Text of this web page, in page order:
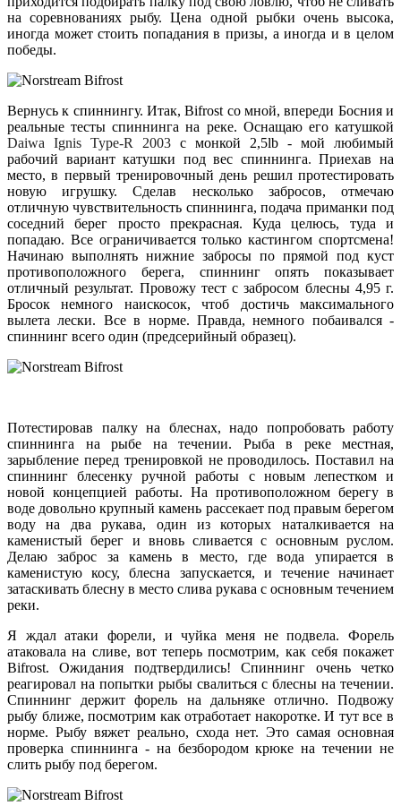
на соревнованиях рыбу. Цена одной рыбки очень высока,
иногда может стоить попадания в призы, а иногда и в целом
победы.
Вернусь к спиннингу. Итак,Bifrost со мной, впереди Босния и
реальные тесты спиннинга на реке. Оснащаю егокатушкой
Daiwa Ignis Type-R 2003 с монкой 2,5lb - мой любимый
рабочий вариант катушки под вес спиннинга. Приехав на
место, в первый тренировочный день решил протестировать
новую игрушку. Сделав несколько забросов, отмечаю
отличную чувствительность спиннинга, подача приманки под
соседний берег просто прекрасная. Куда целюсь, туда и
попадаю. Все ограничивается только кастингом спортсмена!
Начинаю выполнять нижние забросы по прямой под куст
противоположного берега, спиннинг опять показывает
отличный результат. Провожу тест с забросом блесны 4,95 г.
Бросок немного наискосок, чтоб достичь максимального
вылета лески. Все в норме. Правда, немного побаивался -
спиннинг всего один (предсерийный образец).
Потестировав палку на блеснах, надо попробовать работу
спиннинга на рыбе на течении. Рыба в реке местная,
зарыбление перед тренировкой не проводилось. Поставил на
спиннинг блесенку ручной работы с новым лепестком и
новой концепцией работы. На противоположном берегу в
воде довольно крупный камень рассекает под правым берегом
воду на два рукава, один из которых наталкивается на
каменистый берег и вновь сливается с основным руслом.
Делаю заброс за камень в место, где вода упирается в
каменистую косу, блесна запускается, и течение начинает
затаскивать блесну в место слива рукава с основным течением
реки.
Я ждал атаки форели, и чуйка меня не подвела. Форель
атаковала на сливе, вот теперь посмотрим, как себя покажет
Bifrost. Ожидания подтвердились! Спиннинг очень четко
реагировал на попытки рыбы свалиться с блесны на течении.
Спиннинг держит форель на дальняке отлично. Подвожу
рыбу ближе, посмотрим как отработает накоротке. И тут все в
норме. Рыбу вяжет реально, схода нет. Это самая основная
проверка спиннинга - на безбородом крюкена течении не
слить рыбу под берегом.